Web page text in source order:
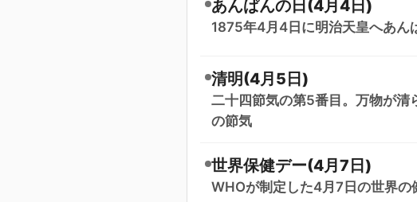
あんぱんの日(4月4日)
1875年4月4日に明治天皇へあん
清明(4月5日)
二十四節気の第5番目。万物が
の節気
世界保健デー(4月7日)
WHOが制定した4月7日の世界の